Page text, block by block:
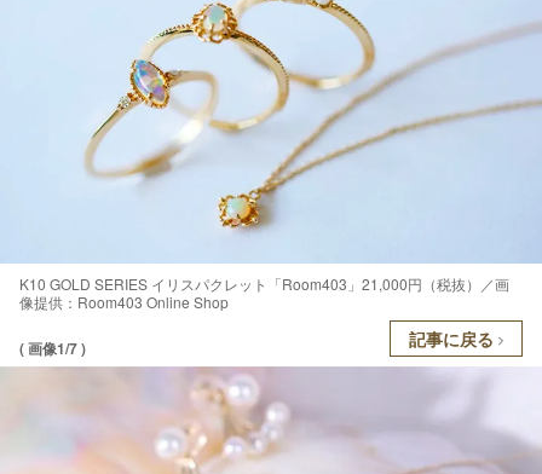
K10 GOLD SERIES イリスパクレット「Room403」21,000円（税抜）／画
像提供：Room403 Online Shop
( 画像1/7 ) 記事に戻る